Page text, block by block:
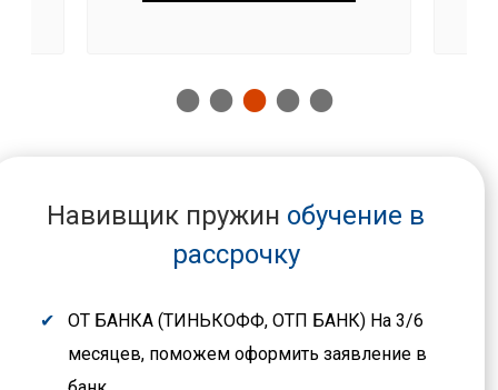
Навивщик пружин обучение в
рассрочку
ОТ БАНКА (ТИНЬКОФФ, ОТП БАНК) На 3/6
месяцев, поможем оформить заявление в